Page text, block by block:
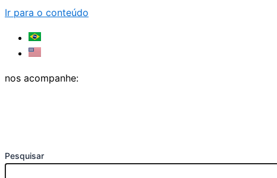
Ir para o conteúdo
nos acompanhe:
Pesquisar